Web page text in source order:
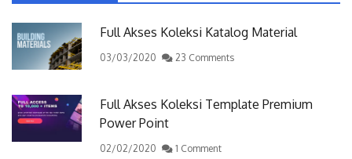
Full Akses Koleksi Katalog Material
03/03/2020 23 Comments
Full Akses Koleksi Template Premium
Power Point
02/02/2020 1 Comment